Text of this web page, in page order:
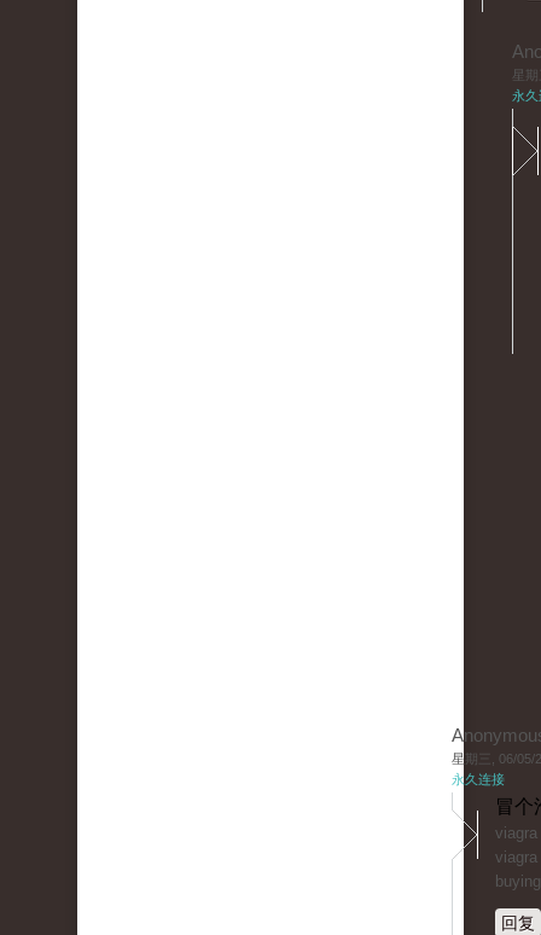
星
永久
星期三, 06/05/
永久连接
冒个
回复